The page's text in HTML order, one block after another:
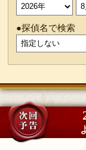
●探偵名で検索